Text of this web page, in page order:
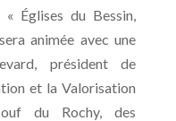
Églises du Bessin,
animée avec une
président de
et la Valorisation
du Rochy, des